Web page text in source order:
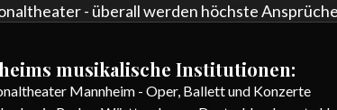
- überall werden höchste
musikalische Institutionen:
Mannheim - Oper, Ballett und Konzerte